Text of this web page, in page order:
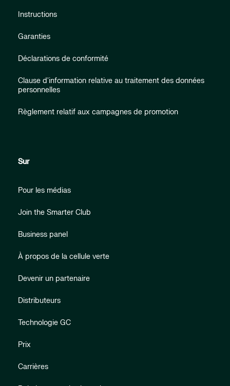
Instructions
Garanties
Déclarations de conformité
Clause d'information relative au traitement des données
personnelles
Règlement relatif aux campagnes de promotion
Sur
Pour les médias
Join the Smarter Club
Business panel
À propos de la cellule verte
Devenir un partenaire
Distributeurs
Technologie GC
Prix
Carrières